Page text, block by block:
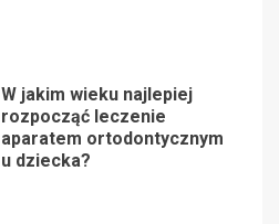
W jakim wieku najlepiej
rozpocząć leczenie
aparatem ortodontycznym
u dziecka?